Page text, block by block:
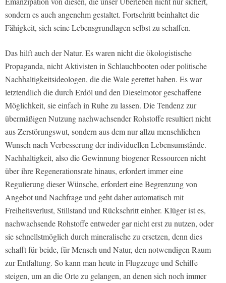
sondern es auch angenehm gestaltet. Fortschritt beinhaltet die
Fähigkeit, sich seine Lebensgrundlagen selbst zu schaffen.
Das hilft auch der Natur. Es waren nicht die ökologistische
Propaganda, nicht Aktivisten in Schlauchbooten oder politische
Nachhaltigkeitsideologen, die die Wale gerettet haben. Es war
letztendlich die durch Erdöl und den Dieselmotor geschaffene
Möglichkeit, sie einfach in Ruhe zu lassen. Die Tendenz zur
übermäßigen Nutzung nachwachsender Rohstoffe resultiert nicht
aus Zerstörungswut, sondern aus dem nur allzu menschlichen
Wunsch nach Verbesserung der individuellen Lebensumstände.
Nachhaltigkeit, also die Gewinnung biogener Ressourcen nicht
über ihre Regenerationsrate hinaus, erfordert immer eine
Regulierung dieser Wünsche, erfordert eine Begrenzung von
Angebot und Nachfrage und geht daher automatisch mit
Freiheitsverlust, Stillstand und Rückschritt einher. Klüger ist es,
nachwachsende Rohstoffe entweder gar nicht erst zu nutzen, oder
sie schnellstmöglich durch mineralische zu ersetzen, denn dies
schafft für beide, für Mensch und Natur, den notwendigen Raum
zur Entfaltung. So kann man heute in Flugzeuge und Schiffe
steigen, um an die Orte zu gelangen, an denen sich noch immer